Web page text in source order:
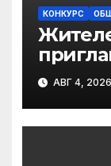
КОНКУРС
АВГ 4, 2026